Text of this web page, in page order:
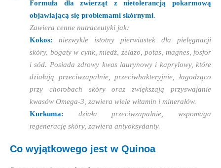
Formuła dla zwierząt z nietolerancją pokarmową
objawiającą się problemami skórnymi.
Zawiera cenne nutraceutyki jak:
Kokos:
niezwykle istotny pierwiastek dla pielęgnacji
skóry, bogaty w cynk, miedź, żelazo, potas, magnes, fosfor
i sód. Posiada zdrowy kwas laurynowy i kaprylowy, które
działają przeciwzapalnie, przeciwbakteryjnie, łagodząco
przy chorobach skóry oraz zwiększają przyswajanie
kwasów Omega-3, zawiera wiele witamin i minerałów.
Kurkuma:
działa przeciwzapalnie, wspomaga
regenerację skóry, zawiera antyoksydanty.
Co wyjątkowego jest w Quinoa